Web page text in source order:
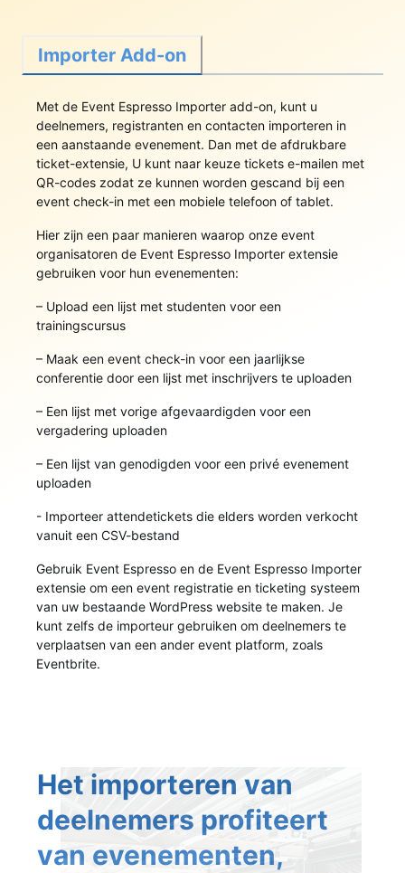
Importer Add-on
Met de Event Espresso Importer add-on, kunt u
deelnemers, registranten en contacten importeren in
een aanstaande evenement. Dan met de afdrukbare
ticket-extensie, U kunt naar keuze tickets e-mailen met
QR-codes zodat ze kunnen worden gescand bij een
event check-in met een mobiele telefoon of tablet.
Hier zijn een paar manieren waarop onze event
organisatoren de Event Espresso Importer extensie
gebruiken voor hun evenementen:
– Upload een lijst met studenten voor een
trainingscursus
– Maak een event check-in voor een jaarlijkse
conferentie door een lijst met inschrijvers te uploaden
– Een lijst met vorige afgevaardigden voor een
vergadering uploaden
– Een lijst van genodigden voor een privé evenement
uploaden
- Importeer attendetickets die elders worden verkocht
vanuit een CSV-bestand
Gebruik Event Espresso en de Event Espresso Importer
extensie om een event registratie en ticketing systeem
van uw bestaande WordPress website te maken. Je
kunt zelfs de importeur gebruiken om deelnemers te
verplaatsen van een ander event platform, zoals
Eventbrite.
Het importeren van
deelnemers profiteert
van evenementen,